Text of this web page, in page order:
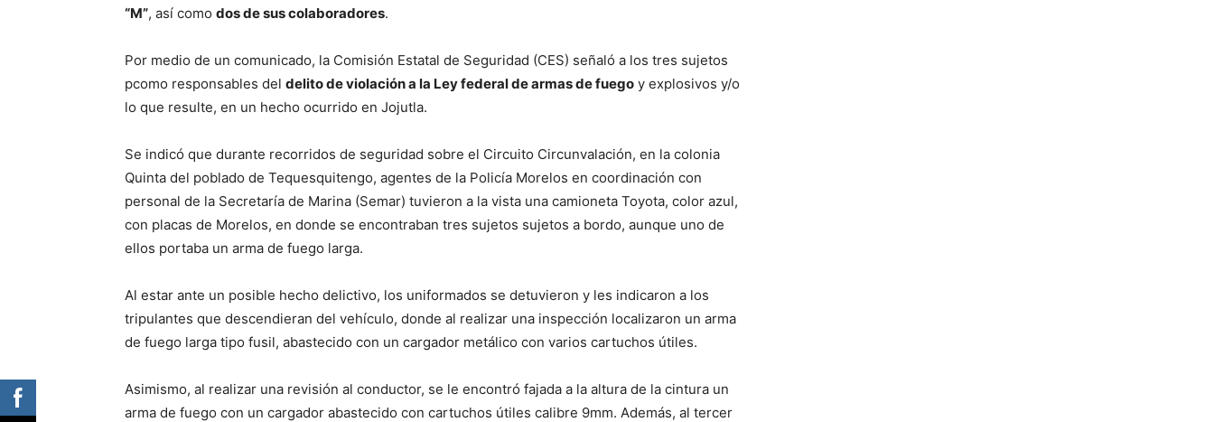
“M”, así como dos de sus colaboradores.
Por medio de un comunicado, la Comisión Estatal de Seguridad (CES) señaló a los tres sujetos
pcomo responsables del delito de violación a la Ley federal de armas de fuego y explosivos y/o
lo que resulte, en un hecho ocurrido en Jojutla.
Se indicó que durante recorridos de seguridad sobre el Circuito Circunvalación, en la colonia
Quinta del poblado de Tequesquitengo, agentes de la Policía Morelos en coordinación con
personal de la Secretaría de Marina (Semar) tuvieron a la vista una camioneta Toyota, color azul,
con placas de Morelos, en donde se encontraban tres sujetos sujetos a bordo, aunque uno de
ellos portaba un arma de fuego larga.
Al estar ante un posible hecho delictivo, los uniformados se detuvieron y les indicaron a los
tripulantes que descendieran del vehículo, donde al realizar una inspección localizaron un arma
de fuego larga tipo fusil, abastecido con un cargador metálico con varios cartuchos útiles.
Asimismo, al realizar una revisión al conductor, se le encontró fajada a la altura de la cintura un
arma de fuego con un cargador abastecido con cartuchos útiles calibre 9mm. Además, al tercer